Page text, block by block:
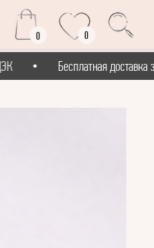
0 0
Бесплатная доставка заказов